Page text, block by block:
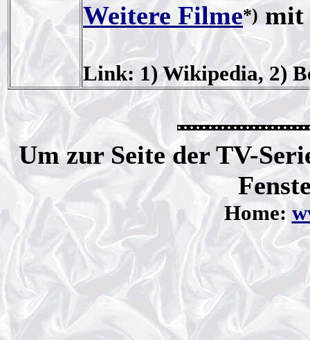
Weitere Filme*) mit
Link: 1) Wikipedia, 2)
Um zur Seite der TV-
Home: